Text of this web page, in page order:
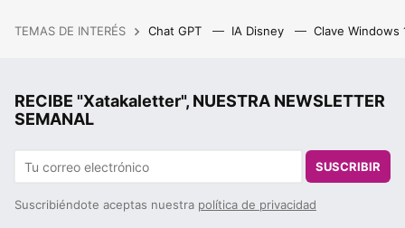
TEMAS DE INTERÉS Chat GPT IA Disney Clave Windows
RECIBE "Xatakaletter", NUESTRA NEWSLETTER
SEMANAL
SUSCRIBIR
Suscribiéndote aceptas nuestra política de privacidad